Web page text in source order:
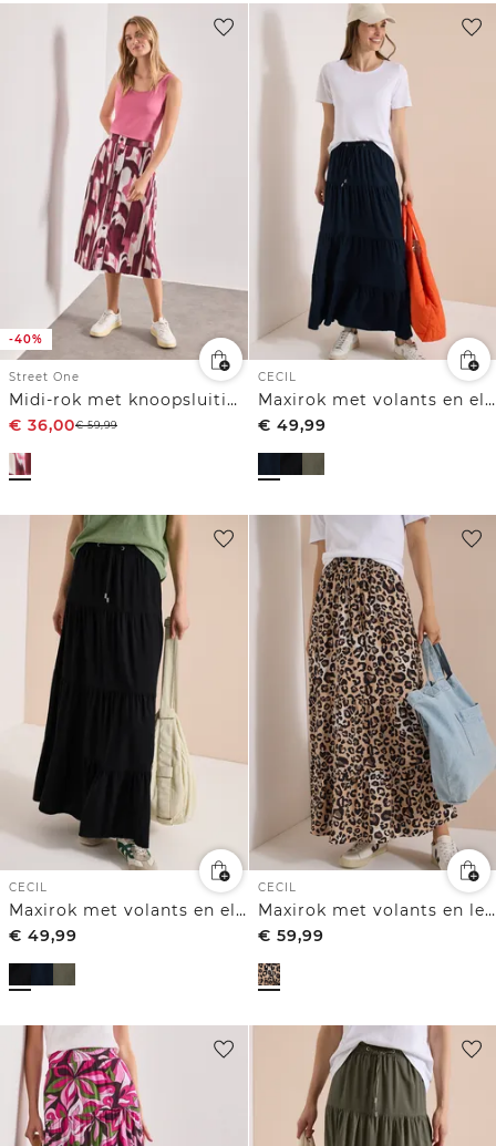
-40%
Street One
Midi-rok met knoopsluiting en print
€ 36,00€59,99
CECIL
Maxirok met volants en elastische tailleband
€ 49,99
CECIL
Maxirok met volants en elastische tailleband
€ 49,99
CECIL
Maxirok met volants en leoprint
€ 59,99